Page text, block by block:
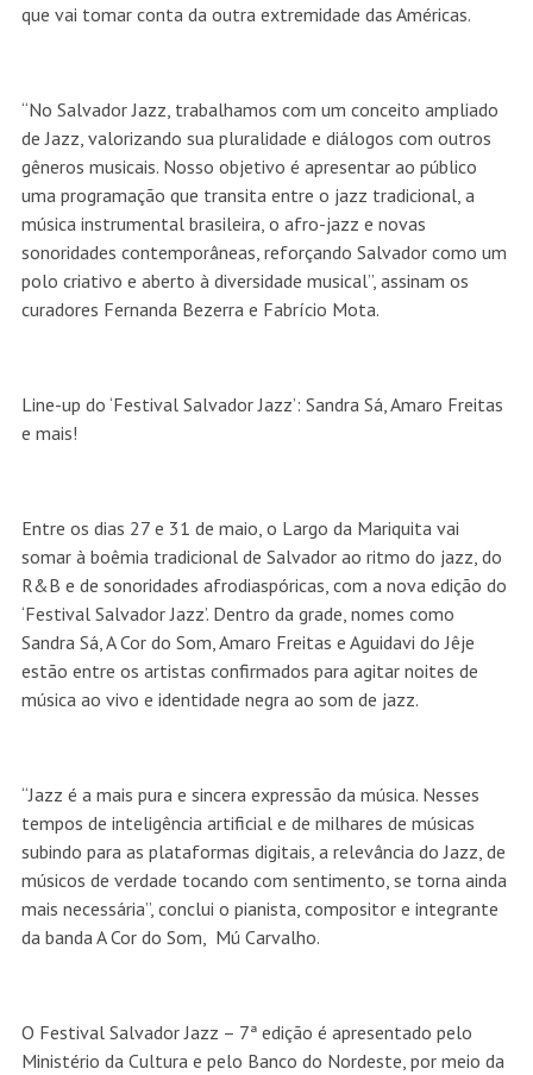
que vai tomar conta da outra extremidade das Américas.
“No Salvador Jazz, trabalhamos com um conceito ampliado
de Jazz, valorizando sua pluralidade e diálogos com outros
gêneros musicais. Nosso objetivo é apresentar ao público
uma programação que transita entre o jazz tradicional, a
música instrumental brasileira, o afro-jazz e novas
sonoridades contemporâneas, reforçando Salvador como um
polo criativo e aberto à diversidade musical”, assinam os
curadores Fernanda Bezerra e Fabrício Mota.
Line-up do ‘Festival Salvador Jazz’: Sandra Sá, Amaro Freitas
e mais!
Entre os dias 27 e 31 de maio, o Largo da Mariquita vai
somar à boêmia tradicional de Salvador ao ritmo do jazz, do
R&B e de sonoridades afrodiaspóricas, com a nova edição do
‘Festival Salvador Jazz’. Dentro da grade, nomes como
Sandra Sá, A Cor do Som, Amaro Freitas e Aguidavi do Jêje
estão entre os artistas confirmados para agitar noites de
música ao vivo e identidade negra ao som de jazz.
“Jazz é a mais pura e sincera expressão da música. Nesses
tempos de inteligência artificial e de milhares de músicas
subindo para as plataformas digitais, a relevância do Jazz, de
músicos de verdade tocando com sentimento, se torna ainda
mais necessária”, conclui o pianista, compositor e integrante
da banda A Cor do Som, Mú Carvalho.
O Festival Salvador Jazz – 7ª edição é apresentado pelo
Ministério da Cultura e pelo Banco do Nordeste, por meio da